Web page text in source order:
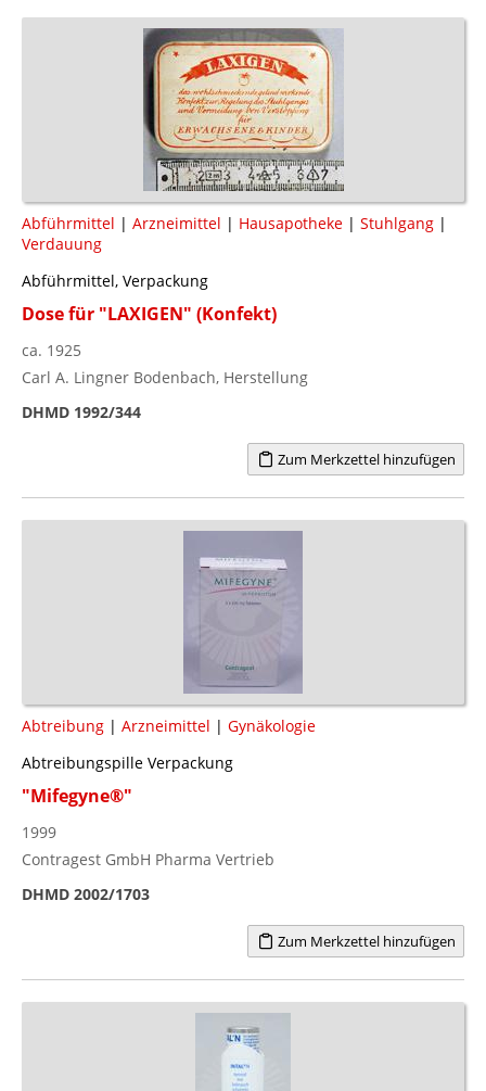
Abführmittel | Arzneimittel | Hausapotheke | Stuhlgang |
Verdauung
Abführmittel, Verpackung
Dose für "LAXIGEN" (Konfekt)
ca. 1925
Carl A. Lingner Bodenbach, Herstellung
DHMD 1992/344
Zum Merkzettel hinzufügen
Abtreibung | Arzneimittel | Gynäkologie
Abtreibungspille Verpackung
"Mifegyne®"
1999
Contragest GmbH Pharma Vertrieb
DHMD 2002/1703
Zum Merkzettel hinzufügen